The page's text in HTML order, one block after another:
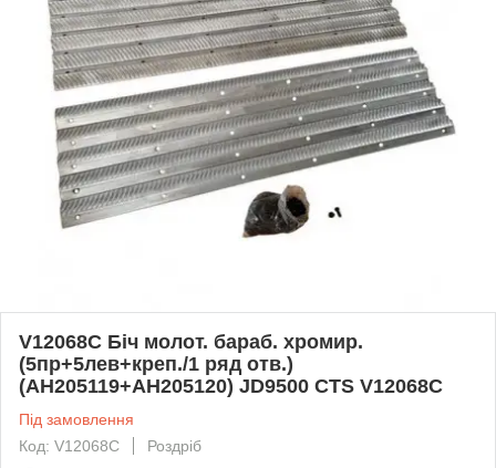
V12068C Біч молот. бараб. хромир.
(5пр+5лев+креп./1 ряд отв.)
(AH205119+AH205120) JD9500 CTS V12068C
Під замовлення
Код: V12068C
Роздріб